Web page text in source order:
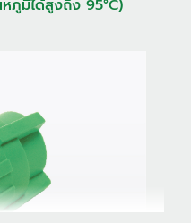
ภูมิได้สูงถึง 95°C)